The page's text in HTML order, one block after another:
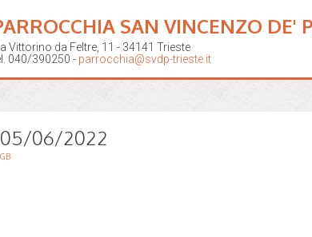
SAN VINCENZO DE'
Vittorino da Feltre, 11 - 34141 Trieste
040/390250 - parrocchia@svdp-trieste.it
06/2022
GB